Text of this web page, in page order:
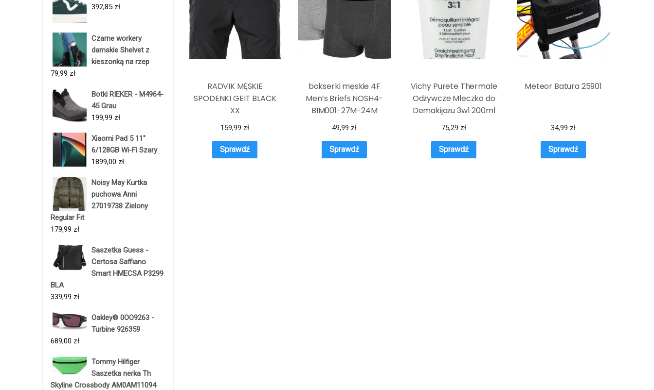
392,85 zł
Czarne workery
damskie Shelvet z
kieszonką na rzep
79,99 zł
Botki RIEKER - M4964-
45 Grau
199,99 zł
Xiaomi Pad 5 11"
6/128GB Wi-Fi Szary
1899,00 zł
Noisy May Kurtka
puchowa Anni
27019738 Zielony
Regular Fit
179,99 zł
Saszetka Guess -
Certosa Saffiano
Smart HMECSA P3299
BLA
339,99 zł
Oakley® 0OO9263 -
Turbine 926359
689,00 zł
Tommy Hilfiger
Saszetka nerka Th
Skyline Crossbody AM0AM11094
RADVIK MĘSKIE
SPODENKI GEIT BLACK
XX
159,99 zł
Sprawdź
bokserki męskie 4F
Men’s Briefs NOSH4-
BIM001-27M-24M
49,99 zł
Sprawdź
Vichy Purete Thermale
Odżywcze Mleczko do
Demakijażu 3w1 200ml
75,29 zł
Sprawdź
Meteor Batura 25901
34,99 zł
Sprawdź